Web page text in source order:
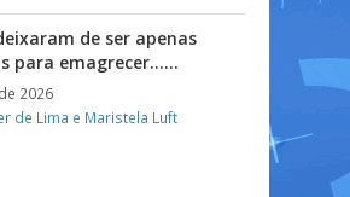
de ser apenas
para emagrecer……
2026
de Lima e Maristela Luft